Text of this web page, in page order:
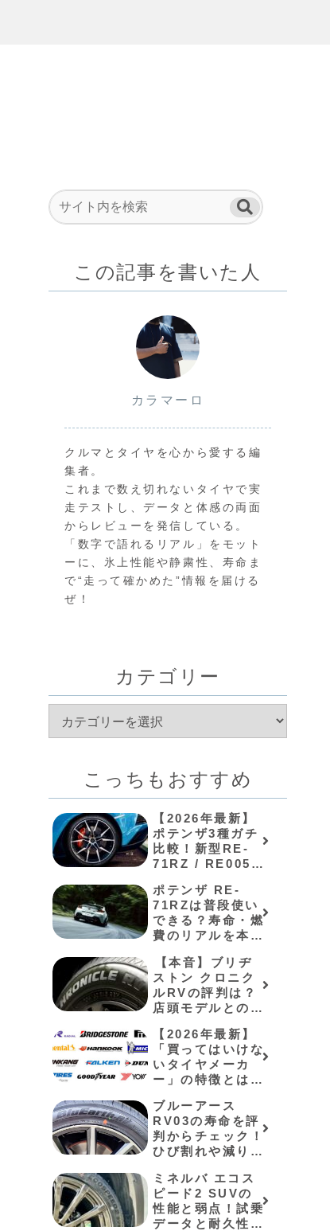
この記事を書いた人
カラマーロ
クルマとタイヤを心から愛する編
集者。
これまで数え切れないタイヤで実
走テストし、データと体感の両面
からレビューを発信している。
「数字で語れるリアル」をモット
ーに、氷上性能や静粛性、寿命ま
で“走って確かめた”情報を届ける
ぜ！
カテゴリー
こっちもおすすめ
【2026年最新】
ポテンザ3種ガチ
比較！新型RE-
71RZ / RE005と
ポテンザ RE-
71RZは普段使い
できる？寿命・燃
費のリアルを本音
⁠【本音】ブリヂ
ストン クロニク
ルRVの評判は？
店頭モデルとの違
罠を解説⁠
【2026年最新】
「買ってはいけな
いタイヤメーカ
ー」の特徴とは？
命と失敗しない選
び方
ブルーアース
RV03の寿命を評
判からチェック！
ひび割れや減りが
ミネルバ エコス
ピード2 SUVの
性能と弱点！試乗
データと耐久性を